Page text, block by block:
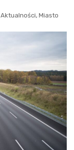
Aktualności, Miasto